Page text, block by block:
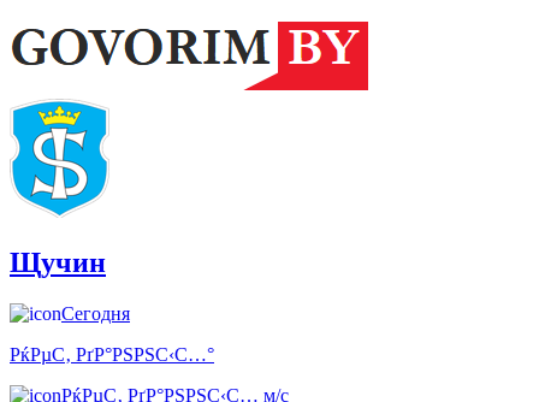
Щучин
Сегодня
РќРµС‚ РґР°РЅРЅС‹С…°
РќРµС‚ РґР°РЅРЅС‹С… м/с